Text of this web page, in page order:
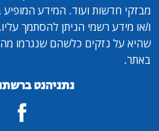
מבזקי חדשות ועוד. המידע
ו/או מידע רשמי הניתן להסתמך
שהיא על נזקים כלשהם שנגרמו
באתר.
נתניהנט